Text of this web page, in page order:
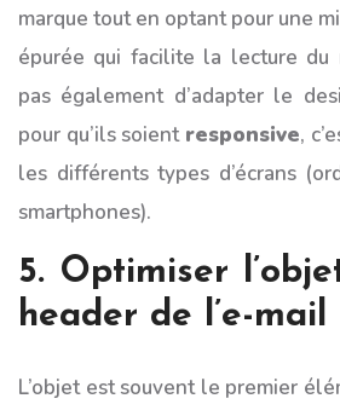
marque tout en optant pour une
épurée qui facilite la lecture du
pas également d’adapter le
pour qu’ils soient responsive,
les différents types d’écrans
smartphones).
5. Optimiser
header de l’e-mail
L’objet est souvent le premier